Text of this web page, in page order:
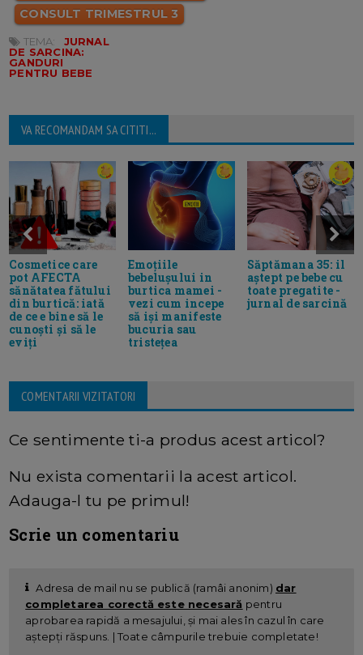
CONSULT TRIMESTRUL 3
TEMA:
JURNAL
DE SARCINA:
GANDURI
PENTRU BEBE
VA RECOMANDAM SA CITITI...
Cosmetice care
pot AFECTA
sănătatea fătului
din burtică: iată
de ce e bine să le
cunoști și să le
eviți
Emoțiile
bebelușului in
burtica mamei -
vezi cum incepe
să iși manifeste
bucuria sau
tristețea
Săptămana 35: il
aștept pe bebe cu
toate pregatite -
jurnal de sarcină
COMENTARII VIZITATORI
Ce sentimente ti-a produs acest articol?
Nu exista comentarii la acest articol.
Adauga-l tu pe primul!
Scrie un comentariu
Adresa de mail nu se publică (ramâi anonim) dar
completarea corectă este necesară pentru
aprobarea rapidă a mesajului, și mai ales în cazul în care
aștepți răspuns. | Toate câmpurile trebuie completate!